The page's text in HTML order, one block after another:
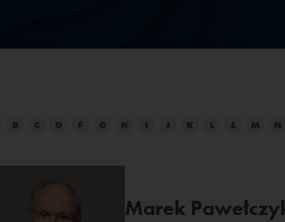
B C D F G H I J K L Ł M N
Marek